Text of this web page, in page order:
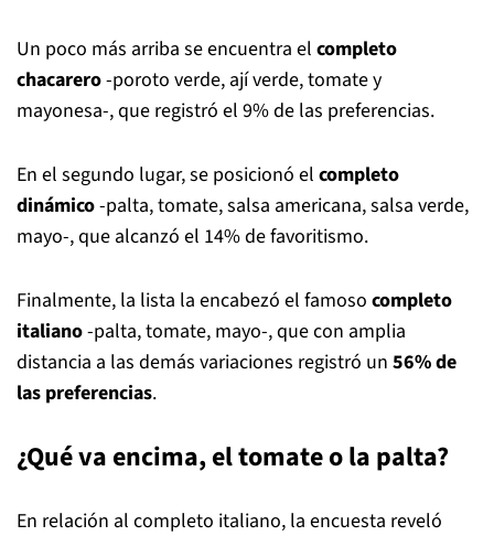
Un poco más arriba se encuentra el completo
chacarero-poroto verde, ají verde, tomate y
mayonesa-, que registró el 9% de las preferencias.
En el segundo lugar, se posicionó el completo
dinámico-palta, tomate, salsa americana, salsa verde,
mayo-, que alcanzó el 14% de favoritismo.
Finalmente, la lista la encabezó el famoso completo
italiano-palta, tomate, mayo-, que con amplia
distancia a las demás variaciones registró un 56% de
las preferencias.
¿Qué va encima, el tomate o la palta?
En relación al completo italiano, la encuesta reveló